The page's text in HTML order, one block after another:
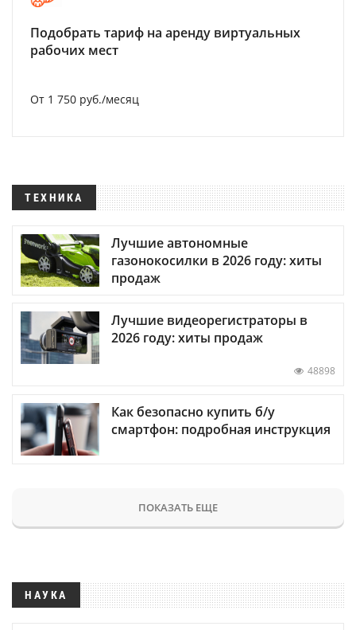
Подобрать тариф на аренду виртуальных
рабочих мест
От 1 750 руб./месяц
ТЕХНИКА
Лучшие автономные
газонокосилки в 2026 году: хиты
продаж
Лучшие видеорегистраторы в
2026 году: хиты продаж
48898
Как безопасно купить б/у
смартфон: подробная инструкция
ПОКАЗАТЬ ЕЩЕ
НАУКА